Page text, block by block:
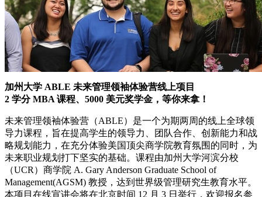
加州大学 ABLE 未来管理领袖体验营线上项目
2 学分 MBA 课程、5000 美元奖学金，等你来拿！
未来管理领袖体验营（ABLE）是一个为期两周的线上全球领
导力课程，旨在提高学生的领导力、团队合作、创新能力和战
略规划能力，在充分体验美国顶尖商学院教育氛围的同时，为
未来职业规划打下坚实的基础。课程由加州大学河滨分校
（UCR）商学院 A. Gary Anderson Graduate School of
Management(AGSM) 教授，达到世界级管理研究生教育水平。
本项目在线宣讲会将在北京时间 12 月 3 日举行，欢迎报名参